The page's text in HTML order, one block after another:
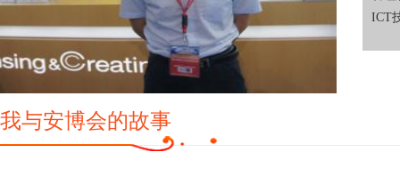
ICT
我与安博会的故事